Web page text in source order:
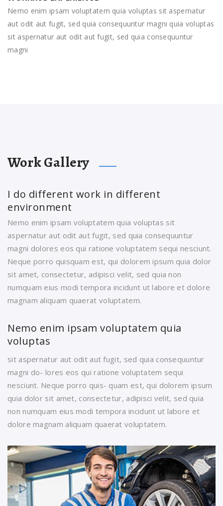
Nemo enim ipsam voluptatem quia voluptas sit aspernatur
aut odit aut fugit, sed quia consequuntur magni quia voluptas
sit aspernatur aut odit aut fugit, sed quia consequuntur
magni
Work Gallery
I do different work in different
environment
Nemo enim ipsam voluptatem quia voluptas sit
aspernatur aut odit aut fugit, sed quia consequuntur
magni dolores eos qui ratione voluptatem sequi nesciunt.
Neque porro quisquam est, qui dolorem ipsum quia dolor
sit amet, consectetur, adipisci velit, sed quia non
numquam eius modi tempora incidunt ut labore et dolore
magnam aliquam quaerat voluptatem.
Nemo enim ipsam voluptatem quia
voluptas
sit aspernatur aut odit aut fugit, sed quia consequuntur
magni do- lores eos qui ratione voluptatem sequi
nesciunt. Neque porro quis- quam est, qui dolorem ipsum
quia dolor sit amet, consectetur, adipisci velit, sed quia
non numquam eius modi tempora incidunt ut labore et
dolore magnam aliquam quaerat voluptatem.